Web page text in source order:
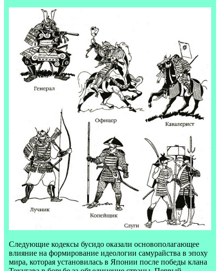
Следующие кодексы бусидо оказали основополагающее
влияние на формирование идеологии самурайства в эпоху
мира, которая установилась в Японии после победы клана